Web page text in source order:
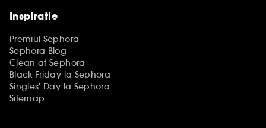
Inspiratie
Premiul Sephora
Sephora Blog
Clean at Sephora
Black Friday la Sephora
Singles' Day la Sephora
Sitemap